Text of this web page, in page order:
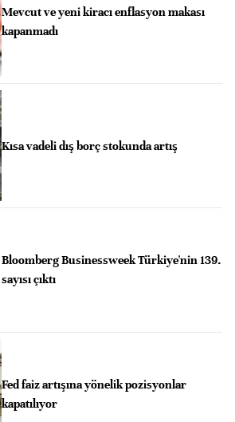
Mevcut ve yeni kiracı enflasyon makası
kapanmadı
Kısa vadeli dış borç stokunda artış
Bloomberg Businessweek Türkiye'nin 139.
sayısı çıktı
Fed faiz artışına yönelik pozisyonlar
kapatılıyor